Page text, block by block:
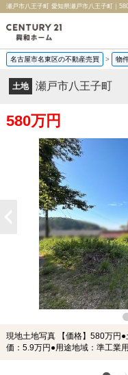
瀬戸市八王子町 愛知県瀬戸市八王子町｜
名古屋市名東区の不動産売買 > 物
土地 瀬戸市八王子町
580万円
現地土地写真 【価格】580万円
価：5.9万円●用途地域：準工業